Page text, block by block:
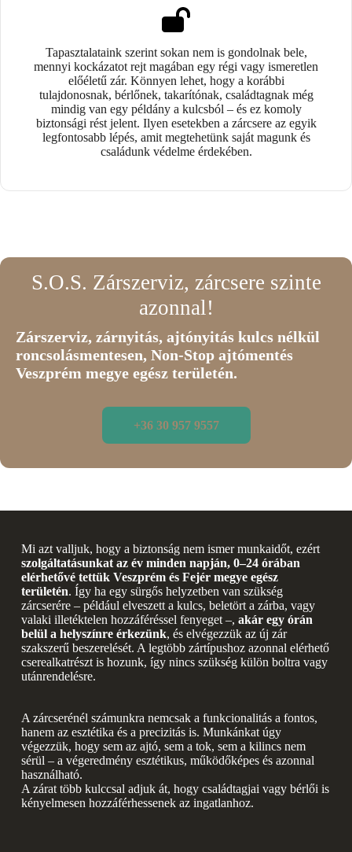
Tapasztalataink szerint sokan nem is gondolnak bele,
mennyi kockázatot rejt magában egy régi vagy ismeretlen
előéletű zár. Könnyen lehet, hogy a korábbi
tulajdonosnak, bérlőnek, takarítónak, családtagnak még
mindig van egy példány a kulcsból – és ez komoly
biztonsági rést jelent. Ilyen esetekben a zárcsere az egyik
legfontosabb lépés, amit megtehetünk saját magunk és
családunk védelme érdekében.
S.O.S. Zárszerviz, zárcsere szinte
azonnal!
Zárszerviz, zárnyitás, ajtónyitás kulcs nélkül
roncsolásmentesen, Non-Stop ajtómentés
Veszprém megye egész területén.
+36 30 957 9557
Mi azt valljuk, hogy a biztonság nem ismer munkaidőt, ezért
szolgáltatásunkat az év minden napján, 0–24 órában
elérhetővé tettük Veszprém és Fejér megye egész
területén. Így ha egy sürgős helyzetben van szükség
zárcserére – például elveszett a kulcs, beletört a zárba, vagy
valaki illetéktelen hozzáféréssel fenyeget –, akár egy órán
belül a helyszínre érkezünk, és elvégezzük az új zár
szakszerű beszerelését. A legtöbb zártípushoz azonnal elérhető
cserealkatrészt is hozunk, így nincs szükség külön boltra vagy
utánrendelésre.
A zárcserénél számunkra nemcsak a funkcionalitás a fontos,
hanem az esztétika és a precizitás is. Munkánkat úgy
végezzük, hogy sem az ajtó, sem a tok, sem a kilincs nem
sérül – a végeredmény esztétikus, működőképes és azonnal
használható.
A zárat több kulccsal adjuk át, hogy családtagjai vagy bérlői is
kényelmesen hozzáférhessenek az ingatlanhoz.